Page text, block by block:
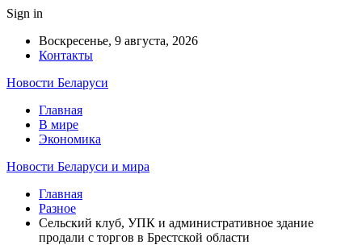
Sign in
Воскресенье, 9 августа, 2026
Контакты
Новости Беларуси
Главная
В мире
Экономика
Новости Беларуси и мира
Главная
Разное
Сельский клуб, УПК и административное здание
продали с торгов в Брестской области